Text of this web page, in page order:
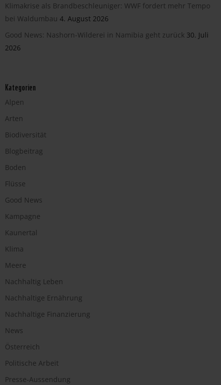
Klimakrise als Brandbeschleuniger: WWF fordert mehr Tempo
bei Waldumbau 4. August 2026
Good News: Nashorn-Wilderei in Namibia geht zurück 30. Juli
2026
Kategorien
Alpen
Arten
Biodiversität
Blogbeitrag
Boden
Flüsse
Good News
Kampagne
Kaunertal
Klima
Meere
Nachhaltig Leben
Nachhaltige Ernährung
Nachhaltige Finanzierung
News
Österreich
Politische Arbeit
Presse-Aussendung